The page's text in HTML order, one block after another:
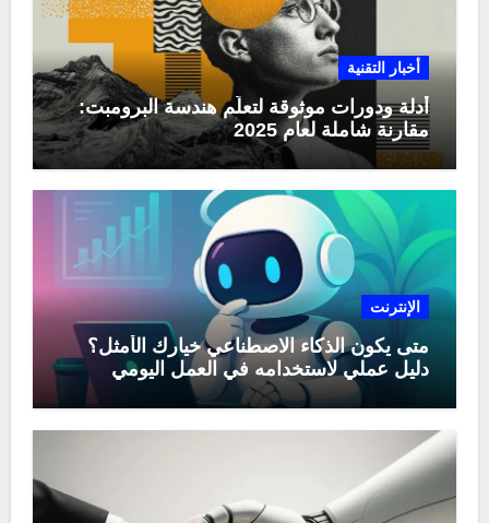
أخبار التقنية
أدلة ودورات موثوقة لتعلّم هندسة البرومبت:
مقارنة شاملة لعام 2025
الإنترنت
متى يكون الذكاء الاصطناعي خيارك الأمثل؟
دليل عملي لاستخدامه في العمل اليومي